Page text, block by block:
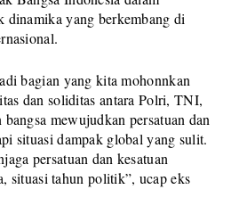
dinamika yang berkembang di
bagian yang kita mohonnkan
dan soliditas antara Polri, TNI,
mewujudkan persatuan dan
situasi dampak global yang sulit.
persatuan dan kesatuan
situasi tahun politik”, ucap eks